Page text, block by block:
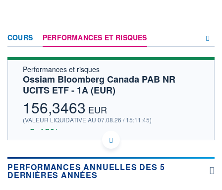
COURS PERFORMANCES ET RISQUES
ACTUALITÉS
HISTORIQUE
Performances et risques
Ossiam Bloomberg Canada PAB NR
UCITS ETF - 1A (EUR)
156,3463 EUR
(VALEUR LIQUIDATIVE AU 07.08.26 / 15:11:45)
+0,46%
151.8813
IE0006QX3Y11 - OSSIAM
EURONEXT PARIS DONNÉES TEMPS RÉEL
Politique d'exécution
PERFORMANCES ANNUELLES DES 5
DERNIÈRES ANNÉES